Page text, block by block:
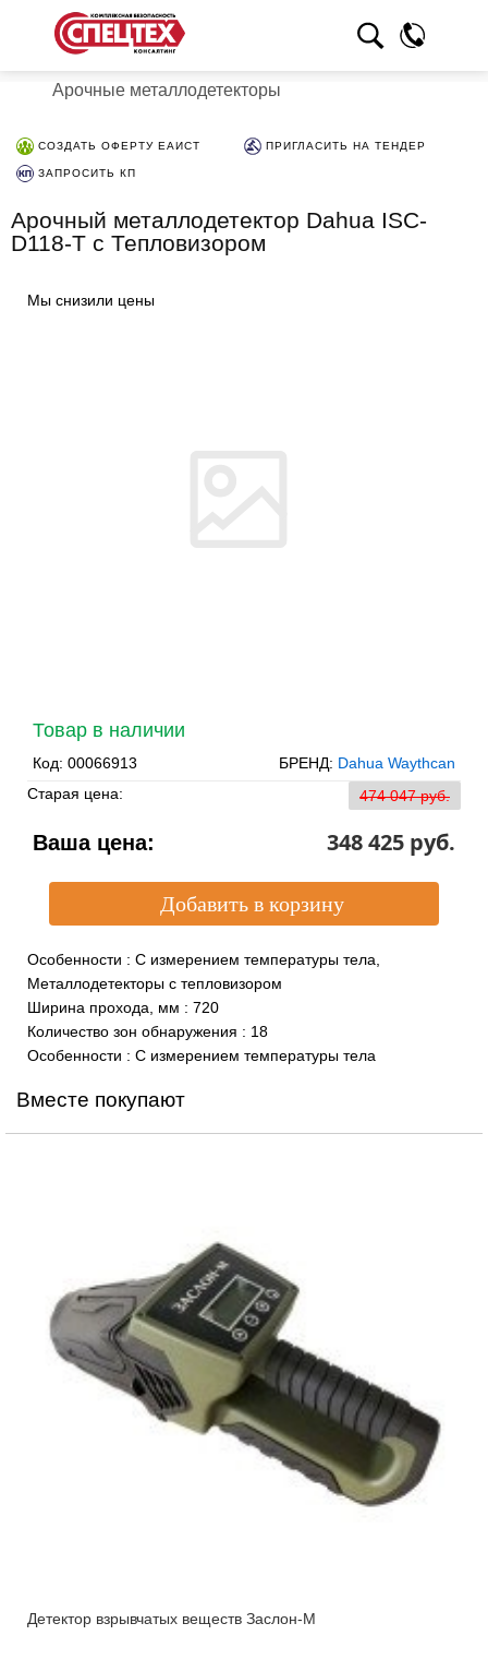
Арочные металлодетекторы
СОЗДАТЬ ОФЕРТУ ЕАИСТ ПРИГЛАСИТЬ НА ТЕНДЕР
ЗАПРОСИТЬ КП
Арочный металлодетектор Dahua ISC-
D118-T c Тепловизором
Мы снизили цены
Товар в наличии
Код: 00066913 БРЕНД: Dahua Waythcan
Старая цена:
474 047 pуб.
Ваша цена: 348 425 pуб.
Особенности : С измерением температуры тела,
Металлодетекторы с тепловизором
Ширина прохода, мм : 720
Количество зон обнаружения : 18
Особенности : С измерением температуры тела
Вместе покупают
Детектор взрывчатых веществ Заслон-М